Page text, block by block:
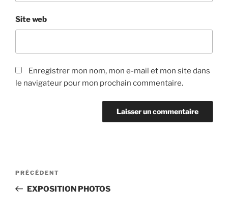
Site web
Enregistrer mon nom, mon e-mail et mon site dans
le navigateur pour mon prochain commentaire.
Navigation
l’article
Article
précédent
PRÉCÉDENT
EXPOSITION PHOTOS